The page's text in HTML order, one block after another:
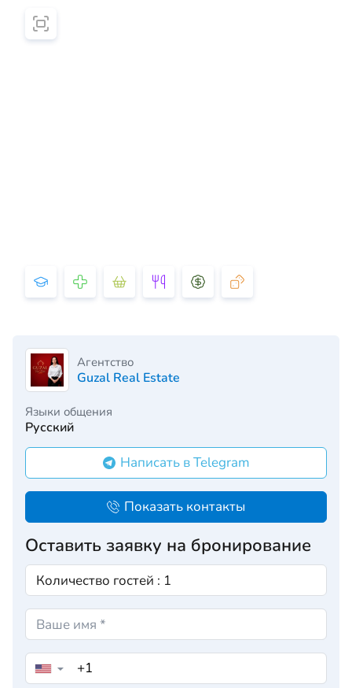
Агентство
Guzal Real Estate
Языки общения
Русский
Написать в Telegram
Показать контакты
Оставить заявку на бронирование
▼